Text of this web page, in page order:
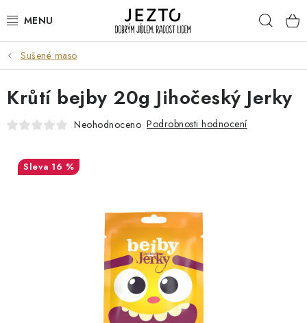
na
DÁRKOVÉ SADY
TRVANLIVÉ
DROGERIE A KOSMETIKA
NÁPOJE
RELAX A REGENERACE
NÁŠ PŘÍBĚH FIREMNÍ DÁRKY
Sušené maso
Krůtí bejby 20g Jihočeský Jerky
Neohodnoceno Podrobnosti hodnocení
16 %